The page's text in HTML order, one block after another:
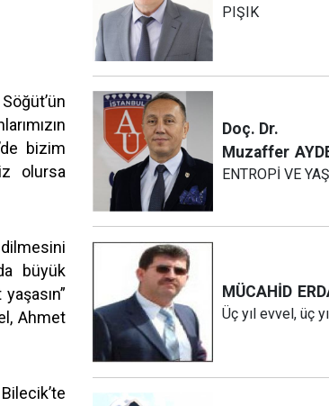
bizim
olursa
büyük
Ahmet
PIŞIK
Doç. Dr.
Muzaffer
ENTROPİ VE
MÜCAHİD
Üç yıl evvel, üç